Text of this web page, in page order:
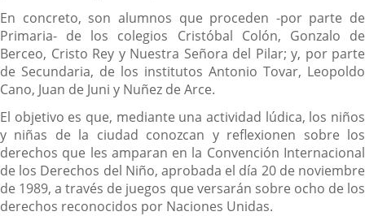
En concreto, son alumnos que proceden -por parte de
Primaria- de los colegios Cristóbal Colón, Gonzalo de
Berceo, Cristo Rey y Nuestra Señora del Pilar; y, por parte
de Secundaria, de los institutos Antonio Tovar, Leopoldo
Cano, Juan de Juni y Nuñez de Arce.
El objetivo es que, mediante una actividad lúdica, los niños
y niñas de la ciudad conozcan y reflexionen sobre los
derechos que les amparan en la Convención Internacional
de los Derechos del Niño, aprobada el día 20 de noviembre
de 1989, a través de juegos que versarán sobre ocho de los
derechos reconocidos por Naciones Unidas.